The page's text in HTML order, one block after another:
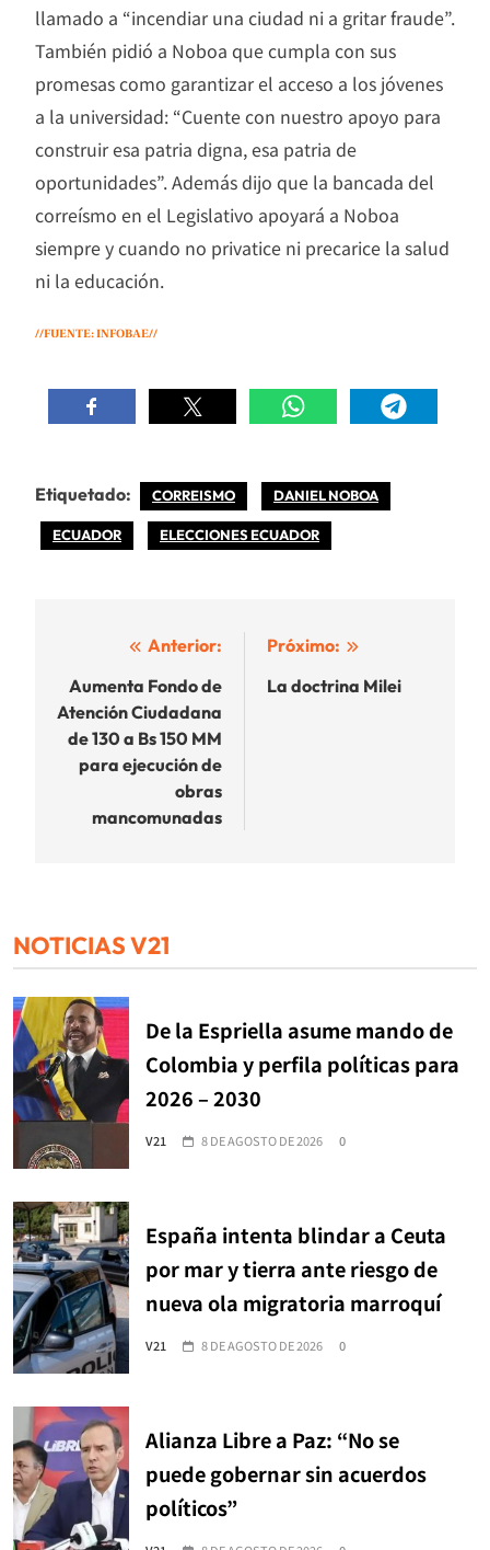
llamado a “incendiar una ciudad ni a gritar fraude”.
También pidió a Noboa que cumpla con sus
promesas como garantizar el acceso a los jóvenes
a la universidad: “Cuente con nuestro apoyo para
construir esa patria digna, esa patria de
oportunidades”. Además dijo que la bancada del
correísmo en el Legislativo apoyará a Noboa
siempre y cuando no privatice ni precarice la salud
ni la educación.
//FUENTE: INFOBAE//
Etiquetado: CORREISMO DANIEL NOBOA
ECUADOR ELECCIONES ECUADOR
Navegación
de
entradas
Anterior:
Aumenta Fondo de
Atención Ciudadana
de 130 a Bs 150 MM
para ejecución de
obras
mancomunadas
Próximo:
La doctrina Milei
NOTICIAS V21
De la Espriella asume mando de
Colombia y perfila políticas para
2026 – 2030
V21 8 DE AGOSTO DE 2026 0
España intenta blindar a Ceuta
por mar y tierra ante riesgo de
nueva ola migratoria marroquí
V21 8 DE AGOSTO DE 2026 0
Alianza Libre a Paz: “No se
puede gobernar sin acuerdos
políticos”